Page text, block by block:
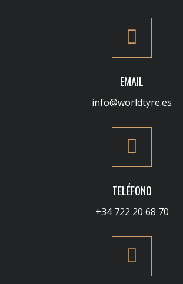
EMAIL
info@worldtyre.es
TELÉFONO
+34 722 20 68 70